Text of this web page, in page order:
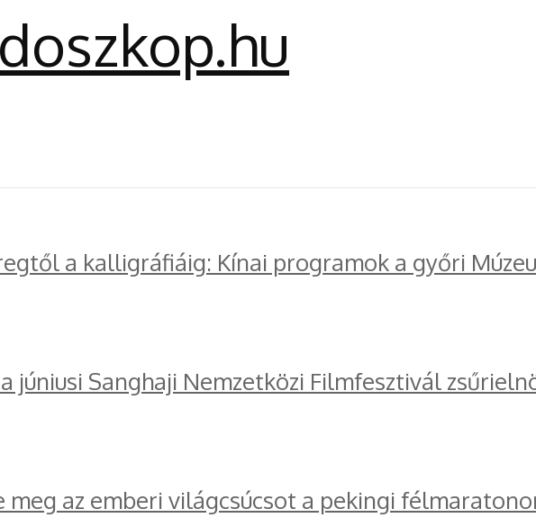
a kalligráfiáig: Kínai programok a győri
júniusi Sanghaji Nemzetközi Filmfesztivál
az emberi világcsúcsot a pekingi